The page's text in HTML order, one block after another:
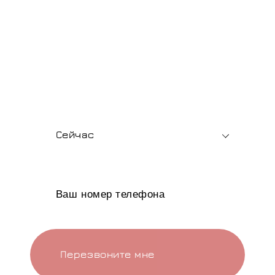
Сейчас
Перезвоните мне